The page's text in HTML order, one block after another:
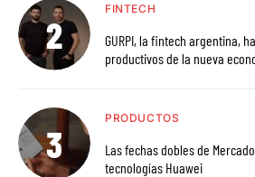
FINTECH
GURPI, la fintech argentina, habilita el acceso a activos
productivos de la nueva
PRODUCTOS
Las fechas dobles de
tecnologías Huawei